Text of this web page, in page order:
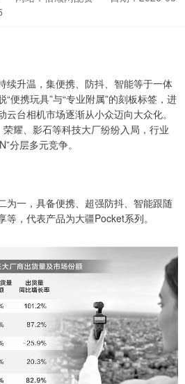
续升温，集便携、防抖、智能等于一体
便携玩具”与“专业附属”的刻板标签，进
台相机市场逐渐从小众迈向大众化。
耀、影石等科技大厂纷纷入局，行业
分层多元竞争。
为一，具备便携、超强防抖、智能跟随
，代表产品为大疆Pocket系列。